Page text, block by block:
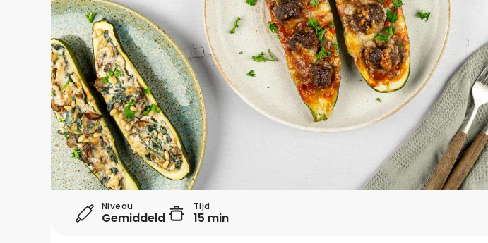
Niveau
Gemiddeld
Tijd
15 min